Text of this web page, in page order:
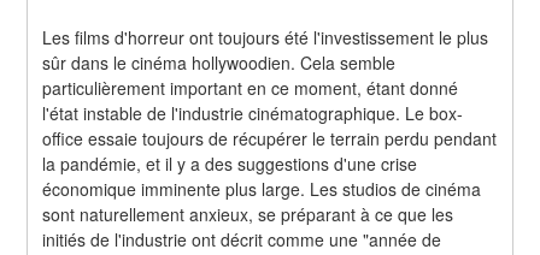
Les films d'horreur ont toujours été l'investissement le plus
sûr dans le cinéma hollywoodien. Cela semble
particulièrement important en ce moment, étant donné
l'état instable de l'industrie cinématographique. Le box-
office essaie toujours de récupérer le terrain perdu pendant
la pandémie, et il y a des suggestions d'une crise
économique imminente plus large. Les studios de cinéma
sont naturellement anxieux, se préparant à ce que les
initiés de l'industrie ont décrit comme une "année de